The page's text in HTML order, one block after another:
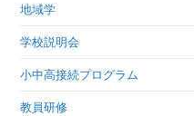
地域学
学校説明会
小中高接続プログラム
教員研修